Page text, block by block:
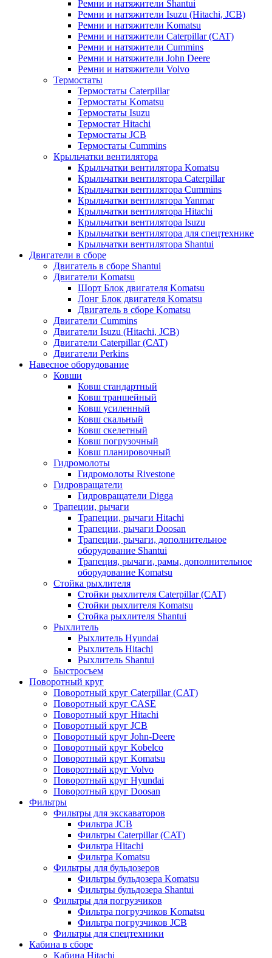
Ремни и натяжители Shantui
Ремни и натяжители Isuzu (Hitachi, JCB)
Ремни и натяжители Komatsu
Ремни и натяжители Caterpillar (CAT)
Ремни и натяжители Cummins
Ремни и натяжители John Deere
Ремни и натяжители Volvo
Термостаты
Термостаты Caterpillar
Термостаты Komatsu
Термостаты Isuzu
Термостат Hitachi
Термостаты JCB
Термостаты Cummins
Крыльчатки вентилятора
Крыльчатки вентилятора Komatsu
Крыльчатки вентилятора Caterpillar
Крыльчатки вентилятора Cummins
Крыльчатки вентилятора Yanmar
Крыльчатки вентилятора Hitachi
Крыльчатки вентилятора Isuzu
Крыльчатки вентилятора для спецтехнике
Крыльчатки вентилятора Shantui
Двигатели в сборе
Двигатель в сборе Shantui
Двигатели Komatsu
Шорт Блок двигателя Komatsu
Лонг Блок двигателя Komatsu
Двигатель в сборе Komatsu
Двигатели Cummins
Двигатели Isuzu (Hitachi, JCB)
Двигатели Caterpillar (CAT)
Двигатели Perkins
Навесное оборудование
Ковши
Ковш стандартный
Ковш траншейный
Ковш усиленный
Ковш скальный
Ковш скелетный
Ковш погрузочный
Ковш планировочный
Гидромолоты
Гидромолоты Rivestone
Гидровращатели
Гидровращатели Digga
Трапеции, рычаги
Трапеции, рычаги Hitachi
Трапеции, рычаги Doosan
Трапеции, рычаги, дополнительное
оборудование Shantui
Трапеция, рычаги, рамы, дополнительное
оборудование Komatsu
Стойка рыхлителя
Стойки рыхлителя Caterpillar (CAT)
Стойки рыхлителя Komatsu
Стойка рыхлителя Shantui
Рыхлитель
Рыхлитель Hyundai
Рыхлитель Hitachi
Рыхлитель Shantui
Быстросъем
Поворотный круг
Поворотный круг Caterpillar (CAT)
Поворотный круг CASE
Поворотный круг Hitachi
Поворотный круг JCB
Поворотный круг John-Deere
Поворотный круг Kobelco
Поворотный круг Komatsu
Поворотный круг Volvo
Поворотный круг Hyundai
Поворотный круг Doosan
Фильтры
Фильтры для экскаваторов
Фильтра JCB
Фильтры Caterpillar (CAT)
Фильтра Hitachi
Фильтра Komatsu
Фильтры для бульдозеров
Фильтры бульдозера Komatsu
Фильтры бульдозера Shantui
Фильтры для погрузчиков
Фильтра погрузчиков Komatsu
Фильтра погрузчиков JCB
Фильтры для спецтехники
Кабина в сборе
Кабина Hitachi